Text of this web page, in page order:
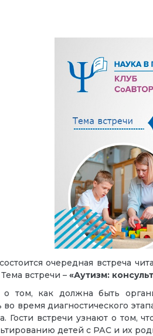
состоится очередная встреча
встречи – «Аутизм:
о том, как должна быть
время диагностического
Гости встречи узнают о том,
детей с РАС и их